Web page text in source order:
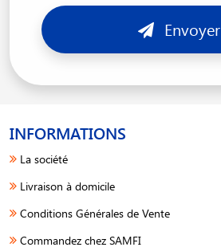
Envoyer
INFORMATIONS
La société
Livraison à domicile
Conditions Générales de Vente
Commandez chez SAMFI